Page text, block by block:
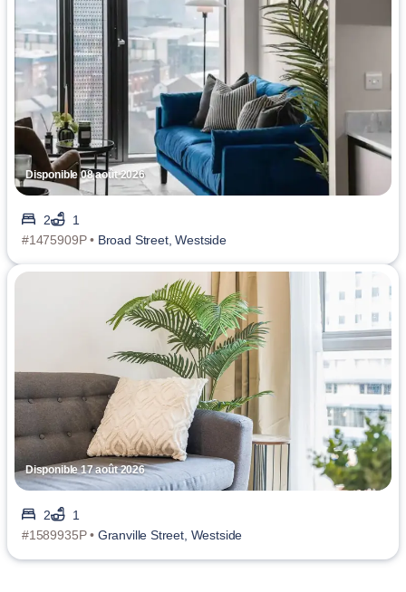
Disponible 08 août 2026
2
1
#1475909P • Broad Street, Westside
Disponible 17 août 2026
2
1
#1589935P • Granville Street, Westside